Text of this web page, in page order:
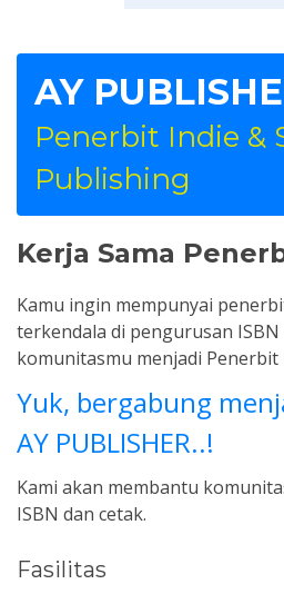
AY
Penerbit Indie &
Publishing
Kerja Sama
Kamu ingin mempunyai
terkendala di pengurusan
komunitasmu menjadi Penerbit
Yuk, bergabung
AY PUBLISHER..!
Kami akan membantu
ISBN dan cetak.
Fasilitas